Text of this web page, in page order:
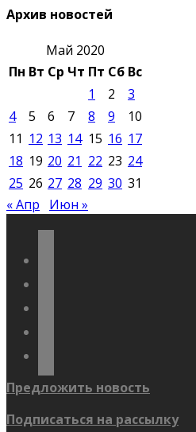
Архив новостей
Май 2020
Пн Вт Ср Чт Пт Сб Вс
1
2
3
4
5 6 7 8 9
10
11 12 13 14 15 16 17
18 19 20 21 22 23 24
25 26 27 28 29 30 31
« Апр
Июн »
Предложить новость
Подписаться на рассылку